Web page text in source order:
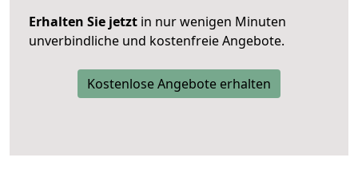
Erhalten Sie jetzt in nur wenigen Minuten
unverbindliche und kostenfreie Angebote.
Kostenlose Angebote erhalten